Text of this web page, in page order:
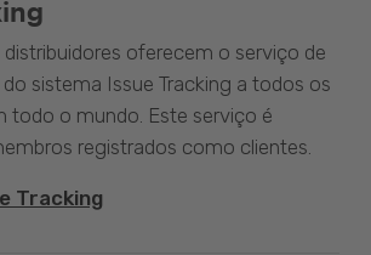
distribuidores oferecem o serviço de
sistema Issue Tracking a todos os
todo o mundo. Este serviço é
registrados como clientes.
Tracking